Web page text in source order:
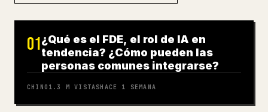
01¿Qué es el FDE, el rol de IA en
tendencia? ¿Cómo pueden las
personas comunes integrarse?
CHINO 1.3 M VISTASHACE 1 SEMANA